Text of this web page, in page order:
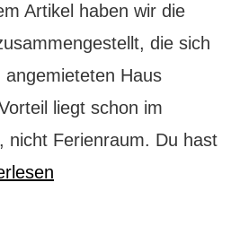
Artikel haben wir die
die sich
Haus
liegt schon im
nicht Ferienraum. Du hast